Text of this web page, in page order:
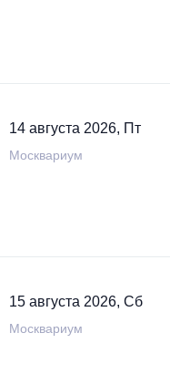
14 августа 2026, Пт
Москвариум
15 августа 2026, Сб
Москвариум